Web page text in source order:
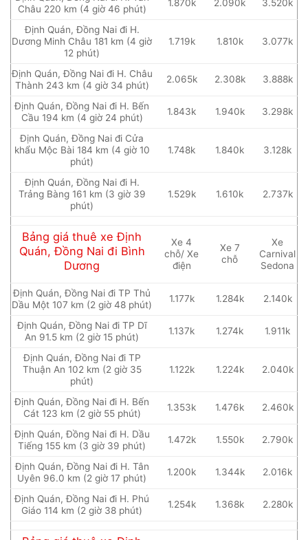
Châu 220 km (4 giờ 46 phút)
1.870k 2.090k 3.520k
Định Quán, Đồng Nai đi H.
Dương Minh Châu 181 km (4 giờ
12 phút)
1.719k 1.810k 3.077k
Định Quán, Đồng Nai đi H. Châu
Thành 243 km (4 giờ 34 phút)
2.065k 2.308k 3.888k
Định Quán, Đồng Nai đi H. Bến
Cầu 194 km (4 giờ 24 phút)
1.843k 1.940k 3.298k
Định Quán, Đồng Nai đi Cửa
khẩu Mộc Bài 184 km (4 giờ 10
phút)
1.748k 1.840k 3.128k
Định Quán, Đồng Nai đi H.
Trảng Bàng 161 km (3 giờ 39
phút)
1.529k 1.610k 2.737k
Bảng giá thuê xe Định
Quán, Đồng Nai đi Bình
Dương
Xe 4
chỗ/ Xe
điện
Xe 7
chỗ
Xe
Carnival
Sedona
Định Quán, Đồng Nai đi TP Thủ
Dầu Một 107 km (2 giờ 48 phút)
1.177k 1.284k 2.140k
Định Quán, Đồng Nai đi TP Dĩ
An 91.5 km (2 giờ 15 phút)
1.137k 1.274k 1.911k
Định Quán, Đồng Nai đi TP
Thuận An 102 km (2 giờ 35
phút)
1.122k 1.224k 2.040k
Định Quán, Đồng Nai đi H. Bến
Cát 123 km (2 giờ 55 phút)
1.353k 1.476k 2.460k
Định Quán, Đồng Nai đi H. Dầu
Tiếng 155 km (3 giờ 39 phút)
1.472k 1.550k 2.790k
Định Quán, Đồng Nai đi H. Tân
Uyên 96.0 km (2 giờ 17 phút)
1.200k 1.344k 2.016k
Định Quán, Đồng Nai đi H. Phú
Giáo 114 km (2 giờ 38 phút)
1.254k 1.368k 2.280k